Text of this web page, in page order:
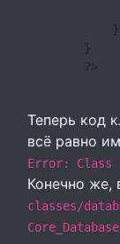
Теперь код
всё равно
Error: Class
Конечно же,
classes/
Core_Database